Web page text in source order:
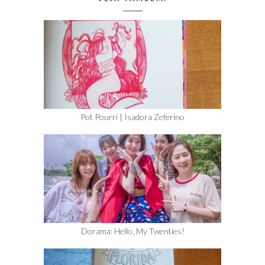
Pot Pourri | Isadora Zeferino
Dorama: Hello, My Twenties!